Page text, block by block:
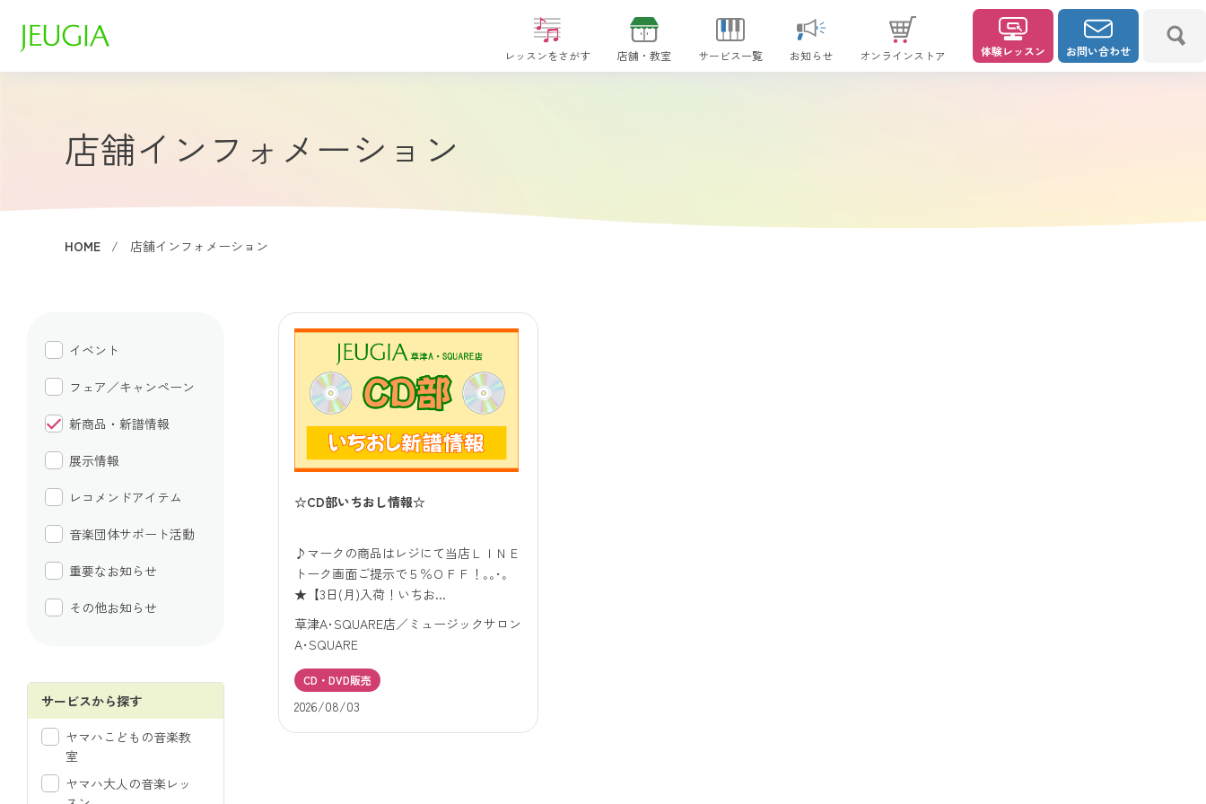
レッスンをさがす 店舗・教室 サービス一覧 お知らせ オンラインストア 体験レッスン お問い合わせ
店舗インフォメーション
HOME 店舗インフォメーション
イベント
フェア／キャンペーン
新商品・新譜情報
展示情報
レコメンドアイテム
音楽団体サポート活動
重要なお知らせ
その他お知らせ
サービスから探す
ヤマハこどもの音楽教
室
ヤマハ大人の音楽レッ
☆CD部いちおし情報☆
♪マークの商品はレジにて当店ＬＩＮＥ
トーク画面ご提示で５％ＯＦＦ！｡｡･｡
★【3日(月)入荷！いちお...
草津A･SQUARE店／ミュージックサロン
A･SQUARE
CD・DVD販売
2026/08/03